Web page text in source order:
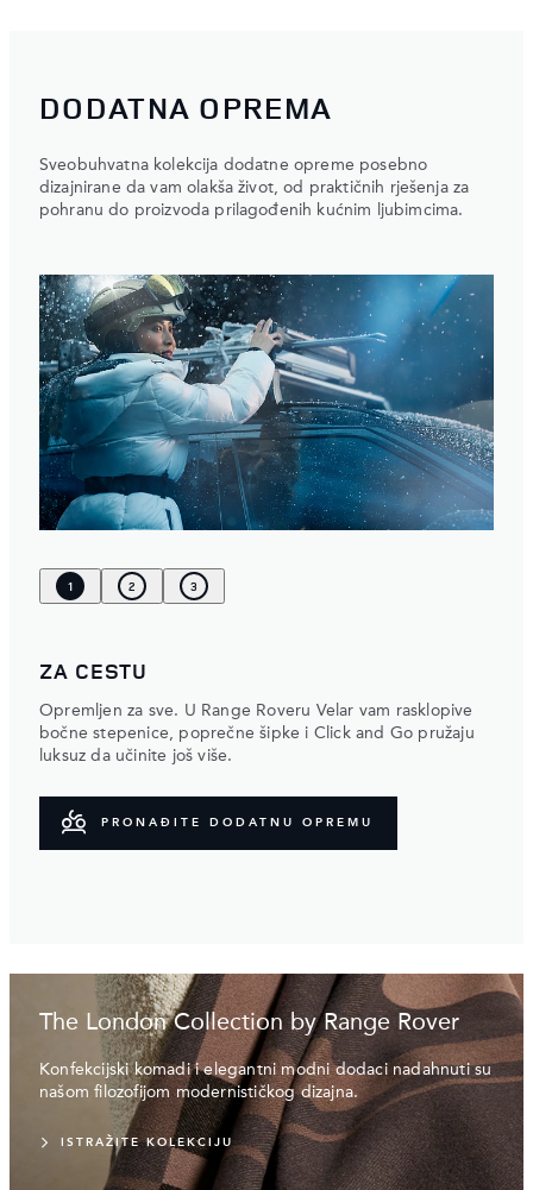
DODATNA OPREMA
Sveobuhvatna kolekcija dodatne opreme posebno
dizajnirane da vam olakša život, od praktičnih rješenja za
pohranu do proizvoda prilagođenih kućnim ljubimcima.
1 2 3
ZA CESTU
Opremljen za sve. U Range Roveru Velar vam rasklopive
bočne stepenice, poprečne šipke i Click and Go pružaju
luksuz da učinite još više.
PRONAĐITE DODATNU OPREMU
The London Collection by Range Rover
Konfekcijski komadi i elegantni modni dodaci nadahnuti su
našom filozofijom modernističkog dizajna.
ISTRAŽITE KOLEKCIJU